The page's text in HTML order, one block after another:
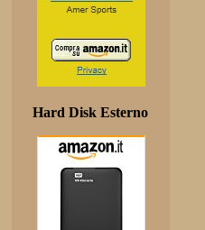
Hard Disk Esterno